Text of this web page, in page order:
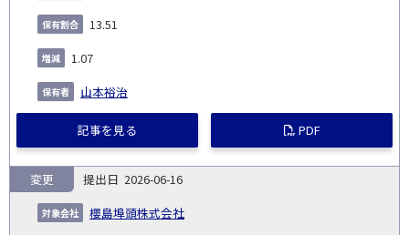
13.51
1.07
山本裕治
記事を見る PDF
2026-06-16
櫻島埠頭株式会社
変更